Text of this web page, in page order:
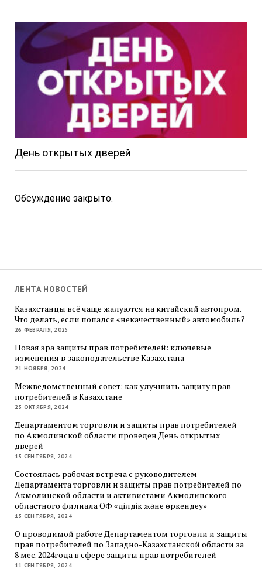
День открытых дверей
Обсуждение закрыто.
ЛЕНТА НОВОСТЕЙ
Казахстанцы всё чаще жалуются на китайский автопром.
Что делать, если попался «некачественный» автомобиль?
26 ФЕВРАЛЯ, 2025
Новая эра защиты прав потребителей: ключевые
изменения в законодательстве Казахстана
21 НОЯБРЯ, 2024
Межведомственный совет: как улучшить защиту прав
потребителей в Казахстане
23 ОКТЯБРЯ, 2024
Департаментом торговли и защиты прав потребителей
по Акмолинской области проведен День открытых
дверей
13 СЕНТЯБРЯ, 2024
Состоялась рабочая встреча с руководителем
Департамента торговли и защиты прав потребителей по
Акмолинской области и активистами Акмолинского
областного филиала ОФ «Әділдік және өркендеу»
13 СЕНТЯБРЯ, 2024
О проводимой работе Департаментом торговли и защиты
прав потребителей по Западно-Казахстанской области за
8 мес. 2024года в сфере защиты прав потребителей
11 СЕНТЯБРЯ, 2024